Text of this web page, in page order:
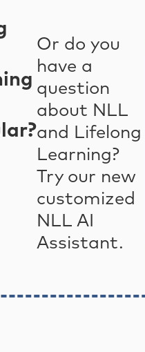
Or do you
have a
question
about NLL
and Lifelong
Learning?
Try our new
customized
NLL AI
Assistant.